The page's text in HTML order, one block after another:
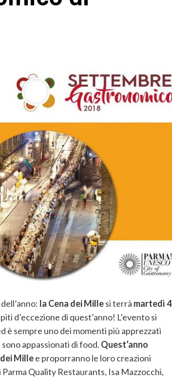
la Cena dei Millesi terrà martedì 4
d’eccezione di quest’anno! L’evento si
è sempre uno dei momenti più apprezzati
appassionati di food. Quest’anno
Millee proporranno le loro creazioni
Parma Quality Restaurants, Isa Mazzocchi,